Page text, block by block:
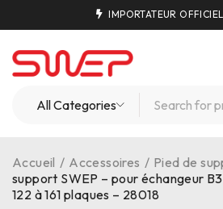
IMPORTATEUR
Accueil / Accessoires / Pied de
support SWEP – pour échangeur
122 à 161 plaques – 28018